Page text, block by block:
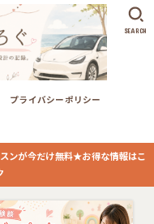
プライバシーポリシー
SEARCH
ンが今だけ無料★お得な情報はこ